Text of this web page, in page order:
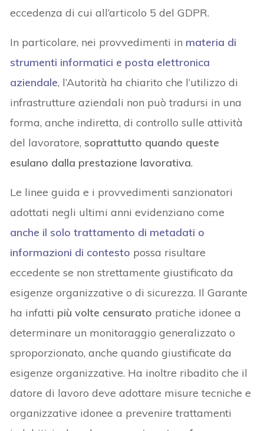
eccedenza di cui all’articolo 5 del GDPR.
In particolare, nei provvedimenti in materia di
strumenti informatici e posta elettronica
aziendale, l’Autorità ha chiarito che l’utilizzo di
infrastrutture aziendali non può tradursi in una
forma, anche indiretta, di controllo sulle attività
del lavoratore, soprattutto quando queste
esulano dalla prestazione lavorativa.
Le linee guida e i provvedimenti sanzionatori
adottati negli ultimi anni evidenziano come
anche il solo trattamento di metadati o
informazioni di contesto possa risultare
eccedente se non strettamente giustificato da
esigenze organizzative o di sicurezza. Il Garante
ha infatti più volte censurato pratiche idonee a
determinare un monitoraggio generalizzato o
sproporzionato, anche quando giustificate da
esigenze organizzative. Ha inoltre ribadito che il
datore di lavoro deve adottare misure tecniche e
organizzative idonee a prevenire trattamenti